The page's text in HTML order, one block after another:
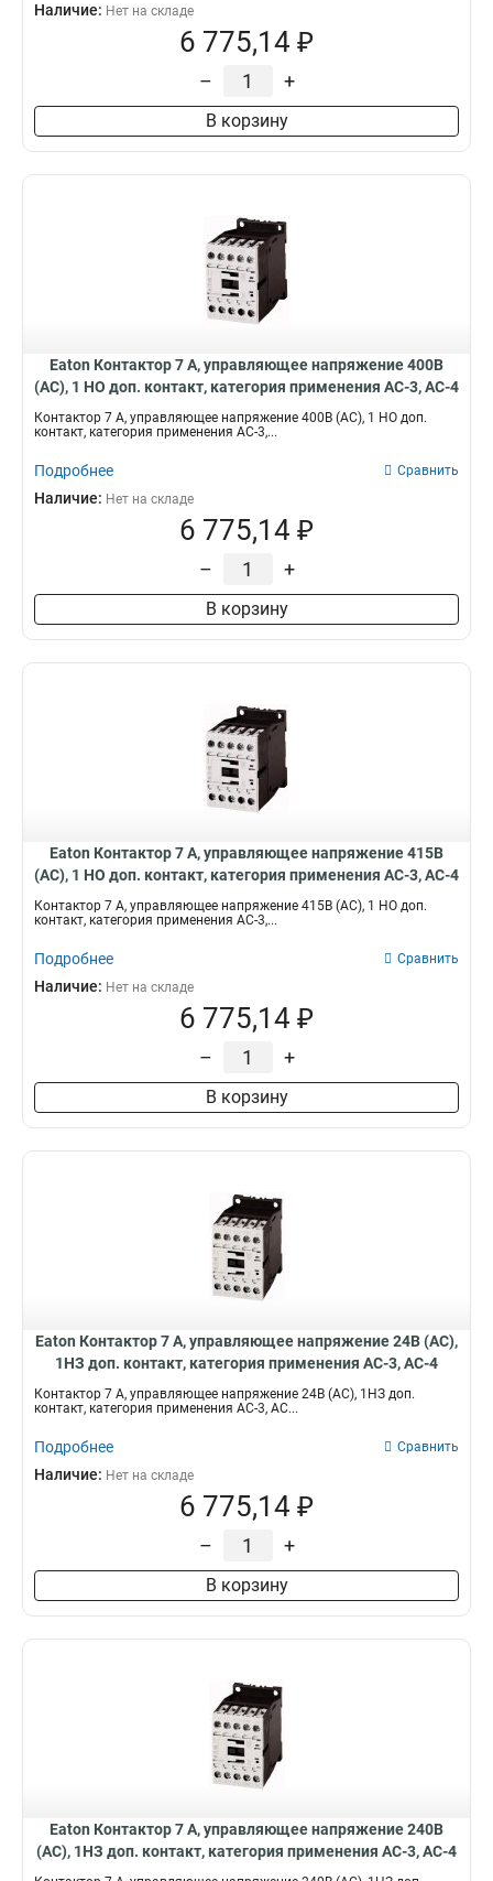
Наличие: Нет на складе
6 775,14 ₽
– +
В корзину
Eaton Контактор 7 А, управляющее напряжение 400В
(АС), 1 НО доп. контакт, категория применения AC-3, AC-4
DILM7-10(400V50HZ,440V60HZ)
Контактор 7 А, управляющее напряжение 400В (АС), 1 НО доп.
контакт, категория применения AC-3,...
Подробнее Сравнить
Наличие: Нет на складе
6 775,14 ₽
– +
В корзину
Eaton Контактор 7 А, управляющее напряжение 415В
(АС), 1 НО доп. контакт, категория применения AC-3, AC-4
DILM7-10(415V50HZ,480V60HZ)
Контактор 7 А, управляющее напряжение 415В (АС), 1 НО доп.
контакт, категория применения AC-3,...
Подробнее Сравнить
Наличие: Нет на складе
6 775,14 ₽
– +
В корзину
Eaton Контактор 7 А, управляющее напряжение 24В (АС),
1НЗ доп. контакт, категория применения AC-3, AC-4
DILM7-01(24V50HZ)
Контактор 7 А, управляющее напряжение 24В (АС), 1НЗ доп.
контакт, категория применения AC-3, AC...
Подробнее Сравнить
Наличие: Нет на складе
6 775,14 ₽
– +
В корзину
Eaton Контактор 7 А, управляющее напряжение 240В
(АС), 1НЗ доп. контакт, категория применения AC-3, AC-4
DILM7-01(240V50HZ)